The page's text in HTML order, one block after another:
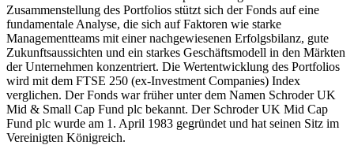
Zusammenstellung des Portfolios stützt sich der Fonds auf eine
fundamentale Analyse, die sich auf Faktoren wie starke
Managementteams mit einer nachgewiesenen Erfolgsbilanz, gute
Zukunftsaussichten und ein starkes Geschäftsmodell in den Märkten
der Unternehmen konzentriert. Die Wertentwicklung des Portfolios
wird mit dem FTSE 250 (ex-Investment Companies) Index
verglichen. Der Fonds war früher unter dem Namen Schroder UK
Mid & Small Cap Fund plc bekannt. Der Schroder UK Mid Cap
Fund plc wurde am 1. April 1983 gegründet und hat seinen Sitz im
Vereinigten Königreich.